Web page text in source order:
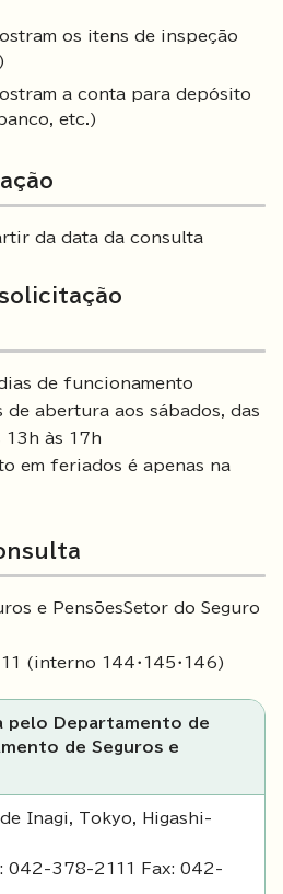
os itens de inspeção
a conta para depósito
etc.)
da data da consulta
de funcionamento
de abertura aos sábados, das
13h às 17h
em feriados é apenas na
e PensõesSetor do Seguro
(interno 144・145・146)
pelo Departamento de
de Seguros e
Inagi, Tokyo, Higashi-
042-378-2111 Fax: 042-